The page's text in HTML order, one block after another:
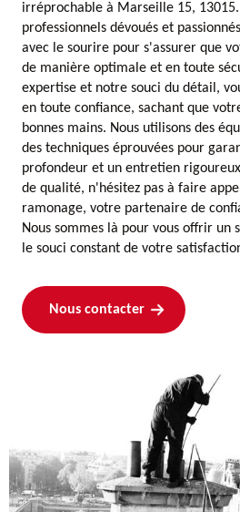
irréprochable à Marseille 15,
professionnels dévoués et
avec le sourire pour s'assurer que
de manière optimale et en toute
expertise et notre souci du détail,
en toute confiance, sachant que
bonnes mains. Nous utilisons des
des techniques éprouvées pour
profondeur et un entretien
de qualité, n'hésitez pas à faire
ramonage, votre partenaire de
Nous sommes là pour vous offrir un
le souci constant de votre
Nous contacter